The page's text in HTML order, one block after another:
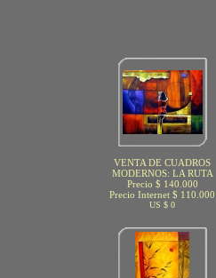
VENTA DE CUADROS
MODERNOS: LA RUTA
Precio $ 140.000
Precio Internet $ 110.000
US $ 0